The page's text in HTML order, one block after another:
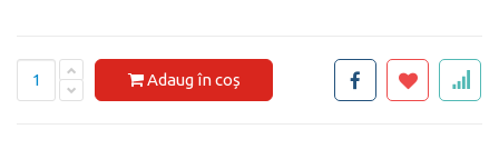
Adaug în coș